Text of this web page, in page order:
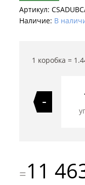
Артикул:
Наличие: В
1 коробка =
-
=11